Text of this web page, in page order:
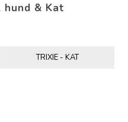
& Kat
TRIXIE - KAT